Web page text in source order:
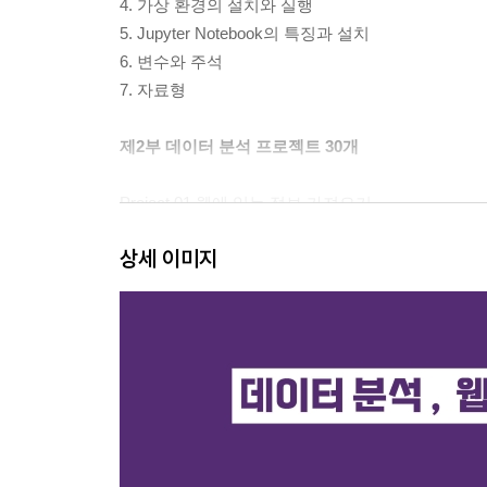
4. 가상 환경의 설치와 실행
5. Jupyter Notebook의 특징과 설치
6. 변수와 주석
7. 자료형
제2부 데이터 분석 프로젝트 30개
Project 01 웹에 있는 정보 가져오기
Project 03 웹에 있는 표 데이터 가져오기
Project 04 3년 연속 배당금이 상승한 기업 찾기
Project 07 형태소 분석하기
Project 08 빈도 분석하기
Project 09 워드 클라우드 그리기
상세 이미지